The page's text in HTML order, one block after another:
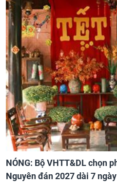
NÓNG: Bộ VHTT&DL chọn
Nguyên đán 2027 dài 7 ngày